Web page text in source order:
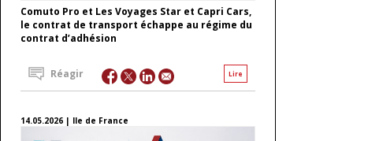
Comuto Pro et Les Voyages Star et Capri Cars,
le contrat de transport échappe au régime du
contrat d’adhésion
Lire
Réagir
14.05.2026 | Ile de France